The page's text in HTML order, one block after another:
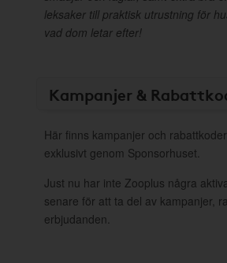
leksaker till praktisk utrustning för
vad dom letar efter!
Kampanjer &
Här finns kampanjer och
exklusivt genom Sponsorhuset.
Just nu har inte Zooplus några
senare för att ta del av kampanjer,
erbjudanden.